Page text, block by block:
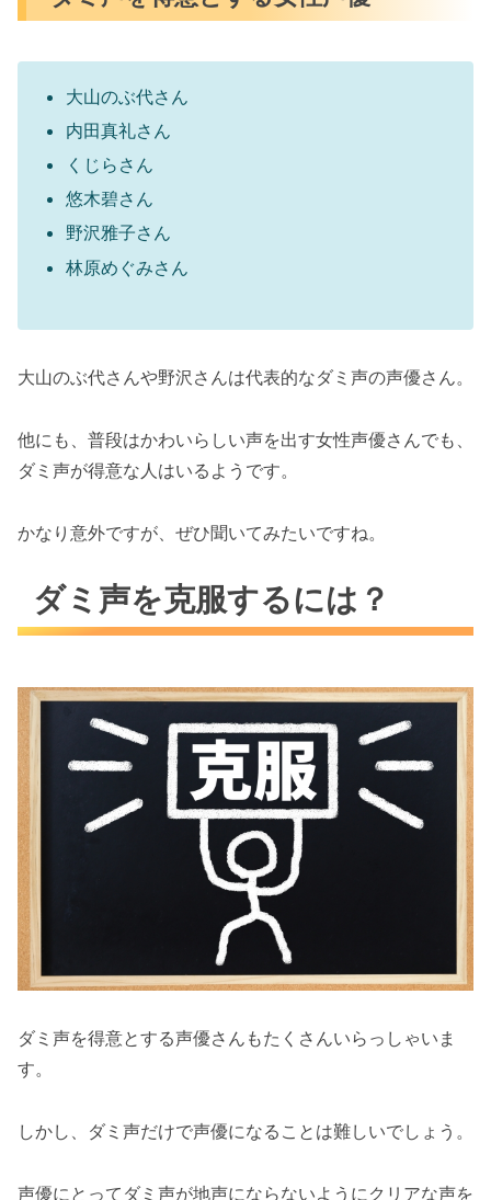
大山のぶ代さん
内田真礼さん
くじらさん
悠木碧さん
野沢雅子さん
林原めぐみさん
大山のぶ代さんや野沢さんは代表的なダミ声の声優さん。
他にも、普段はかわいらしい声を出す女性声優さんでも、
ダミ声が得意な人はいるようです。
かなり意外ですが、ぜひ聞いてみたいですね。
ダミ声を克服するには？
ダミ声を得意とする声優さんもたくさんいらっしゃいま
す。
しかし、ダミ声だけで声優になることは難しいでしょう。
声優にとってダミ声が地声にならないようにクリアな声を